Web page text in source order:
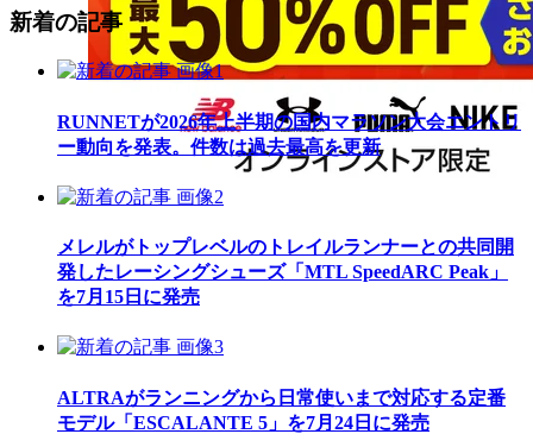
新着の記事
RUNNETが2026年上半期の国内マラソン大会エントリ
ー動向を発表。件数は過去最高を更新
メレルがトップレベルのトレイルランナーとの共同開
発したレーシングシューズ「MTL SpeedARC Peak」
を7月15日に発売
ALTRAがランニングから日常使いまで対応する定番
モデル「ESCALANTE 5」を7月24日に発売